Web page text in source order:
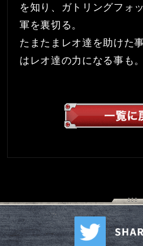
を知り、ガトリングフォ
軍を裏切る。
たまたまレオ達を助けた
はレオ達の力になる事も。